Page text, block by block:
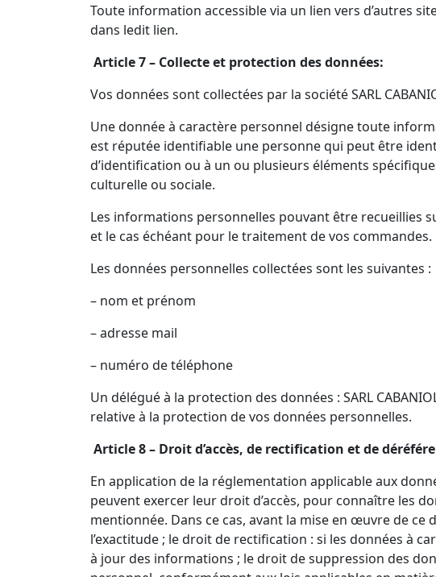
Toute information accessible via un lien vers d’autres
dans ledit lien.
Article 7 – Collecte et protection des données:
Vos données sont collectées par la société SARL
Une donnée à caractère personnel désigne toute
est réputée identifiable une personne qui peut être
d’identification ou à un ou plusieurs éléments
culturelle ou sociale.
Les informations personnelles pouvant être recueillies
et le cas échéant pour le traitement de vos commandes.
Les données personnelles collectées sont les suivantes :
– nom et prénom
– adresse mail
– numéro de téléphone
Un délégué à la protection des données : SARL
relative à la protection de vos données personnelles.
Article 8 – Droit d’accès, de rectification et de
En application de la réglementation applicable aux
peuvent exercer leur droit d’accès, pour connaître les
mentionnée. Dans ce cas, avant la mise en œuvre de
l’exactitude ; le droit de rectification : si les données à
à jour des informations ; le droit de suppression des